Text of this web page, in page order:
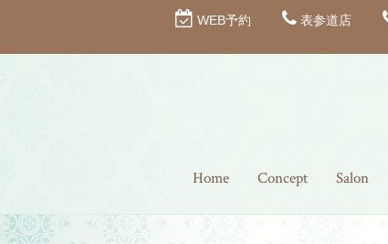
WEB予約 表参道店
Home Concept Salon